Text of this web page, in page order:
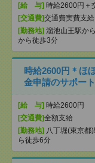
[給 与] 時給2600円＋
[交通費]交通費実費支給
[勤務地] 溜池山王駅か
から徒歩3分
時給2600円＊ほ
金申請のサポー
[給 与] 時給2600円
[交通費]全額支給
[勤務地] 八丁堀(東京都
ら徒歩6分